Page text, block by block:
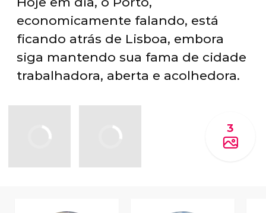
economicamente falando, está
ficando atrás de Lisboa, embora
siga mantendo sua fama de cidade
trabalhadora, aberta e acolhedora.
3